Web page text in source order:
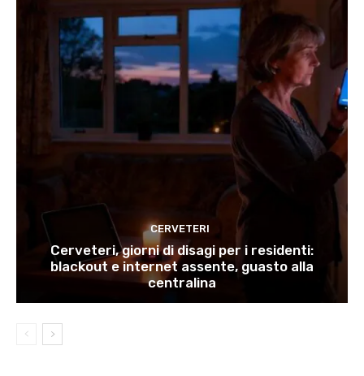
CERVETERI
Cerveteri, giorni di disagi per i residenti:
blackout e internet assente, guasto alla
centralina